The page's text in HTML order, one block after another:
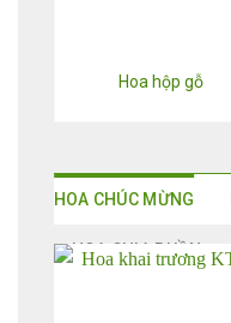
Hoa hộp gỗ
HOA CHÚC MỪNG
HOA CHIA BUỒN